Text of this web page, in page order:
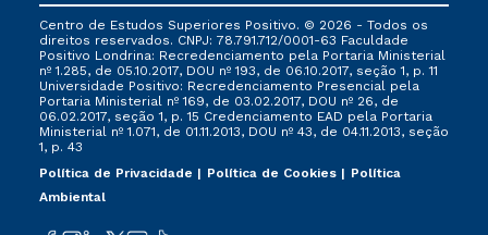
via FIES, Prouni e outros programas governamentais, e
não se acumula com nenhuma outra campanha
ofertada pela Instituição.
Centro de Estudos Superiores Positivo. © 2026 - Todos os
direitos reservados. CNPJ: 78.791.712/0001-63 Faculdade
Positivo Londrina: Recredenciamento pela Portaria Ministerial
nº 1.285, de 05.10.2017, DOU nº 193, de 06.10.2017, seção 1, p. 11
Universidade Positivo: Recredenciamento Presencial ​pela
Portaria Ministerial nº 169, de 03.02.2017, DOU nº 26, de
06.02.2017, seção 1, p. 15 Credenciamento EAD pela Portaria
Ministerial nº 1.071, de 01.11.2013, DOU nº 43, de 04.11.2013, seção
1, p. 43
Política de Privacidade
Política de Cookies
Política
Ambiental